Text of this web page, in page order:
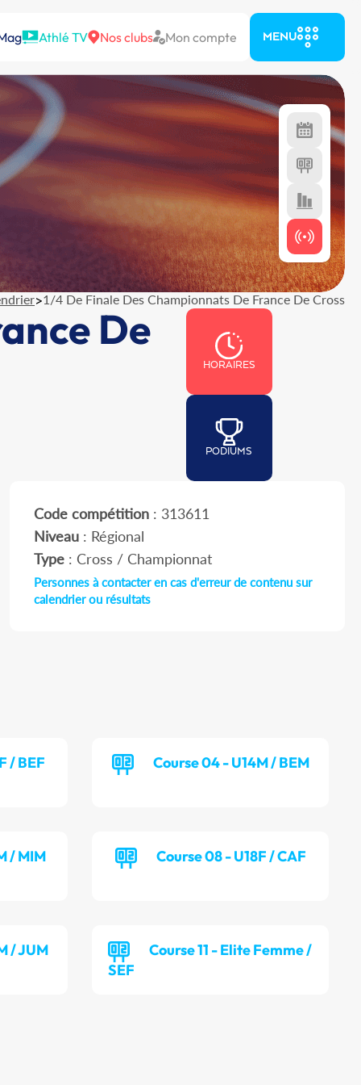
Athlé TV Nos clubs Mon compte MENU
>1/4 De Finale Des Championnats De France De Cross
De
HORAIRES
PODIUMS
Code compétition: 313611
Niveau: Régional
Type: Cross / Championnat
Personnes à contacter en cas d'erreur de contenu sur
calendrier ou résultats
/ BEF Course 04 - U14M / BEM
/ MIM Course 08 - U18F / CAF
/ JUM
Course 11 - Elite Femme /
SEF